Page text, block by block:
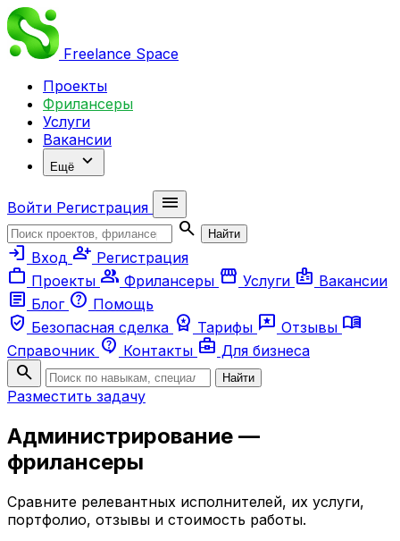
Freelance Space
Проекты
Фрилансеры
Услуги
Вакансии
Ещё expand_more
Войти Регистрация
menu
search
Найти
login Вход person_add Регистрация
work Проекты group Фрилансеры storefront Услуги badge Вакансии
article Блог help Помощь
verified_user Безопасная сделка workspace_premium Тарифы reviews Отзывы menu_book
Справочник contact_support Контакты business_center Для бизнеса
search Найти
Разместить задачу
Администрирование —
фрилансеры
Сравните релевантных исполнителей, их услуги,
портфолио, отзывы и стоимость работы.